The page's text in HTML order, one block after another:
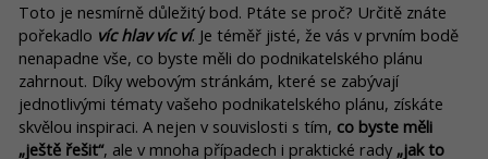
Toto je nesmírně důležitý bod. Ptáte se proč? Určitě znáte
pořekadlo víc hlav víc ví. Je téměř jisté, že vás v prvním bodě
nenapadne vše, co byste měli do podnikatelského plánu
zahrnout. Díky webovým stránkám, které se zabývají
jednotlivými tématy vašeho podnikatelského plánu, získáte
skvělou inspiraci. A nejen v souvislosti s tím, co byste měli
„ještě řešit“, ale v mnoha případech i praktické rady „jak to